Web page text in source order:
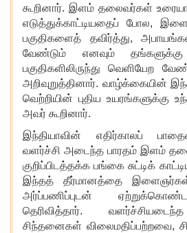
கூறினார். இளம் தலைவர்கள்
எடுத்துக்காட்டியதைப் போல,
பகுதிகளைத் தவிர்த்து,
வேண்டும் எனவும்
பகுதிகளிலிருந்து வெளியேற
அறிவுறுத்தினார். வாழ்க்கையின்
வெற்றியின் புதிய உயரங்களுக்கு
அவர் கூறினார்.
இந்தியாவின் எதிர்காலப்
வளர்ச்சி அடைந்த பாரதம் இளம்
குறிப்பிடத்தக்க பங்கை சுட்டிக்
இந்தத் தீர்மானத்தை
அர்ப்பணிப்புடன்
தெரிவித்தார்.
சிந்தனைகள் விலைமதிப்பற்றவை,